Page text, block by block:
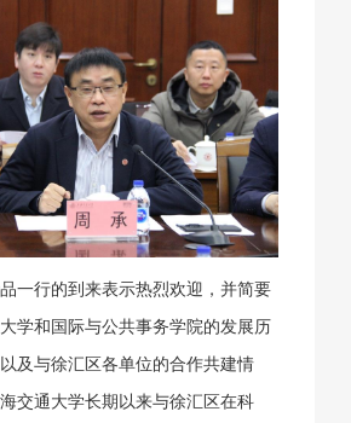
一行的到来表示热烈欢迎，并简要
学和国际与公共事务学院的发展历
及与徐汇区各单位的合作共建情
交通大学长期以来与徐汇区在科